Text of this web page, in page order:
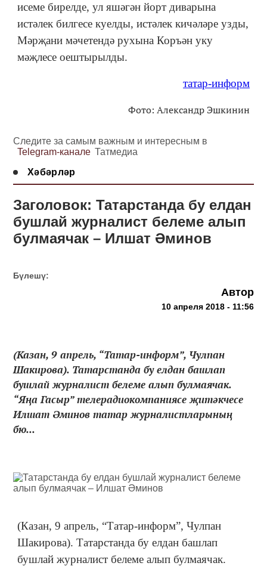
исеме бирелде, ул яшәгән йорт диварына
истәлек билгесе куелды, истәлек кичәләре узды,
Мәрҗани мәчетендә рухына Коръән уку
мәҗлесе оештырылды.
татар-информ
Фото: Александр Эшкинин
Следите за самым важным и интересным в
Telegram-канале Татмедиа
Хәбәрләр
Заголовок: Татарстанда бу елдан
бушлай журналист белеме алып
булмаячак – Илшат Әминов
Бүлешү:
Автор
10 апреля 2018 - 11:56
(Казан, 9 апрель, “Татар-информ”, Чулпан
Шакирова). Татарстанда бу елдан башлап
бушлай журналист белеме алып булмаячак.
“Яңа Гасыр” телерадиокомпаниясе җитәкчесе
Илшат Әминов татар журналистларының
бю...
(Казан, 9 апрель, “Татар-информ”, Чулпан
Шакирова). Татарстанда бу елдан башлап
бушлай журналист белеме алып булмаячак.